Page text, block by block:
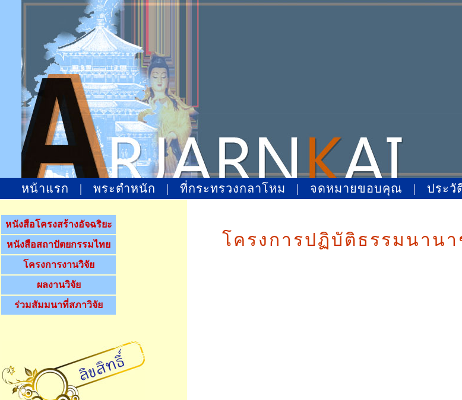
หน้าแรก | พระตำหนัก | ที่กระทรวงกลาโหม | จดหมายขอบคุณ | ประวั
หนังสือโครงสร้างอัจฉริยะ
หนังสือสถาปัตยกรรมไทย
โครงการงานวิจัย
ผลงานวิจัย
ร่วมสัมมนาที่สภาวิจัย
โครงการปฏิบัติธรรมนานา